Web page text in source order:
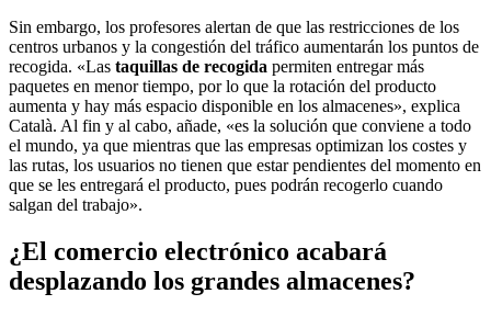
Sin embargo, los profesores alertan de que las restricciones de los
centros urbanos y la congestión del tráfico aumentarán los puntos de
recogida. «Las taquillas de recogida permiten entregar más
paquetes en menor tiempo, por lo que la rotación del producto
aumenta y hay más espacio disponible en los almacenes», explica
Català. Al fin y al cabo, añade, «es la solución que conviene a todo
el mundo, ya que mientras que las empresas optimizan los costes y
las rutas, los usuarios no tienen que estar pendientes del momento en
que se les entregará el producto, pues podrán recogerlo cuando
salgan del trabajo».
¿El comercio electrónico acabará
desplazando los grandes almacenes?